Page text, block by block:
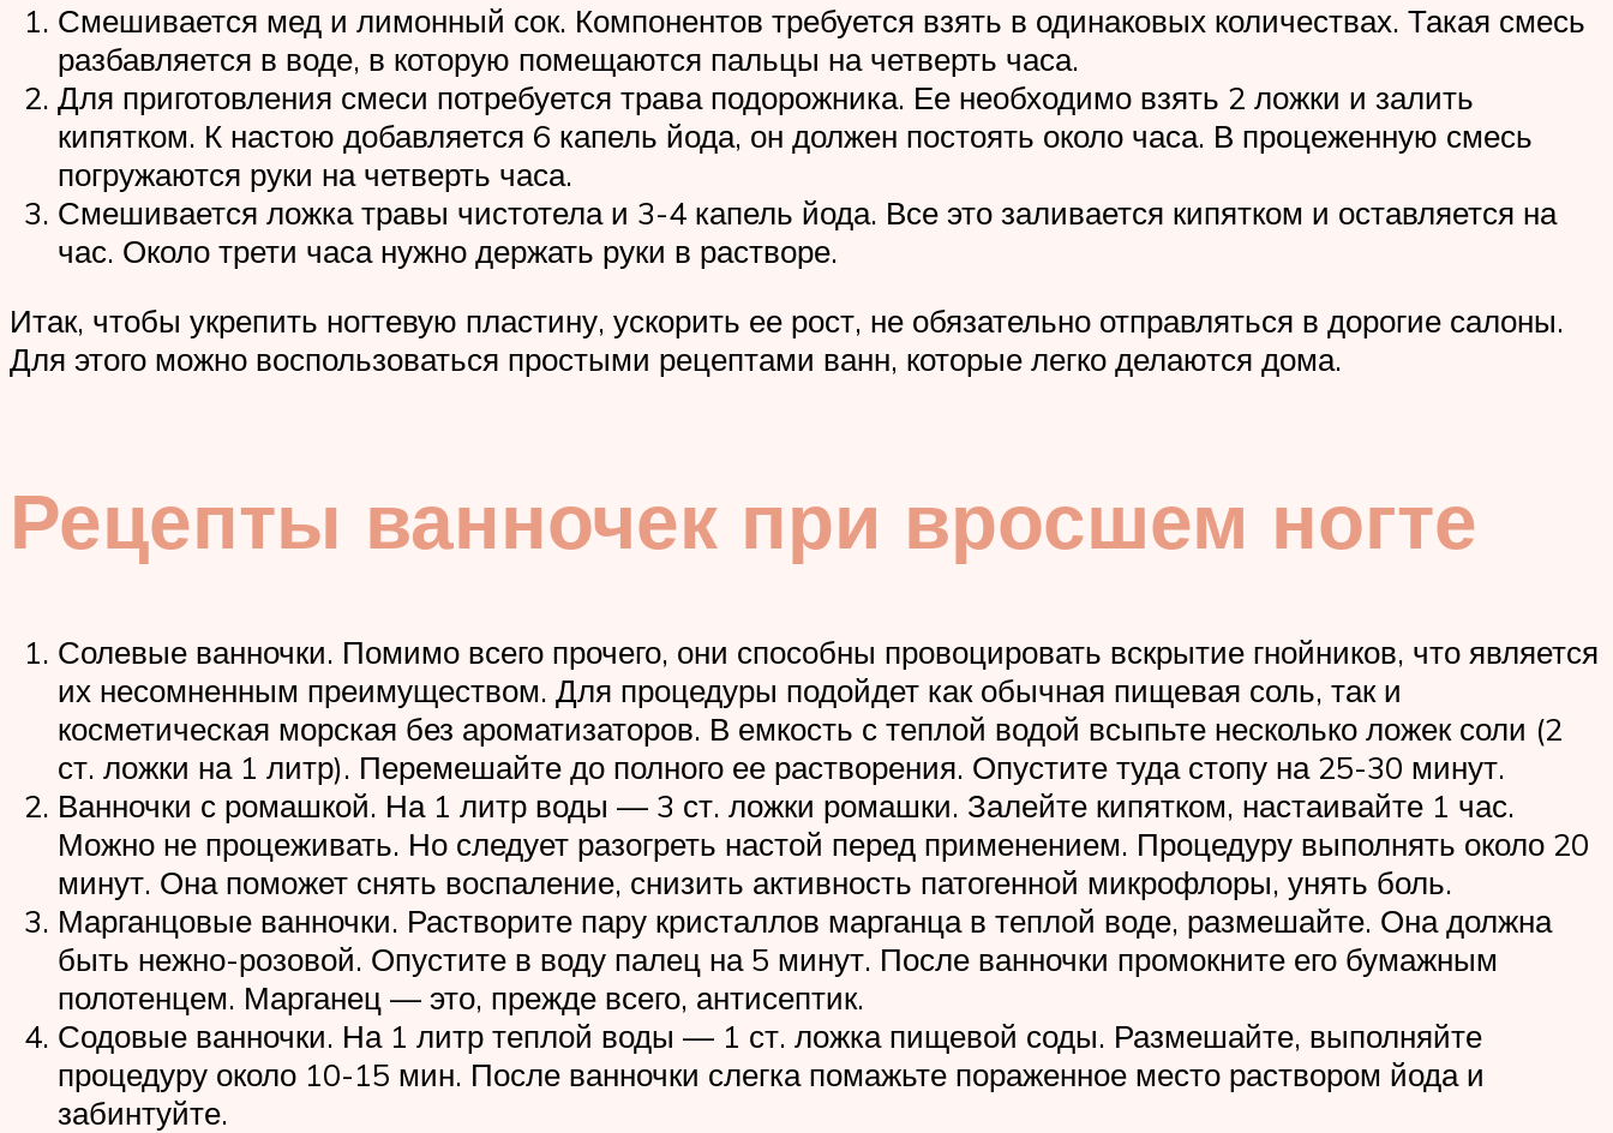
Смешивается мед и лимонный сок. Компонентов требуется взять в одинаковых количествах. Такая смесь
разбавляется в воде, в которую помещаются пальцы на четверть часа.
Для приготовления смеси потребуется трава подорожника. Ее необходимо взять 2 ложки и залить
кипятком. К настою добавляется 6 капель йода, он должен постоять около часа. В процеженную смесь
погружаются руки на четверть часа.
Смешивается ложка травы чистотела и 3-4 капель йода. Все это заливается кипятком и оставляется на
час. Около трети часа нужно держать руки в растворе.
Итак, чтобы укрепить ногтевую пластину, ускорить ее рост, не обязательно отправляться в дорогие салоны.
Для этого можно воспользоваться простыми рецептами ванн, которые легко делаются дома.
Рецепты ванночек при вросшем ногте
Солевые ванночки. Помимо всего прочего, они способны провоцировать вскрытие гнойников, что является
их несомненным преимуществом. Для процедуры подойдет как обычная пищевая соль, так и
косметическая морская без ароматизаторов. В емкость с теплой водой всыпьте несколько ложек соли (2
ст. ложки на 1 литр). Перемешайте до полного ее растворения. Опустите туда стопу на 25-30 минут.
Ванночки с ромашкой. На 1 литр воды — 3 ст. ложки ромашки. Залейте кипятком, настаивайте 1 час.
Можно не процеживать. Но следует разогреть настой перед применением. Процедуру выполнять около 20
минут. Она поможет снять воспаление, снизить активность патогенной микрофлоры, унять боль.
Марганцовые ванночки. Растворите пару кристаллов марганца в теплой воде, размешайте. Она должна
быть нежно-розовой. Опустите в воду палец на 5 минут. После ванночки промокните его бумажным
полотенцем. Марганец — это, прежде всего, антисептик.
Содовые ванночки. На 1 литр теплой воды — 1 ст. ложка пищевой соды. Размешайте, выполняйте
процедуру около 10-15 мин. После ванночки слегка помажьте пораженное место раствором йода и
забинтуйте.